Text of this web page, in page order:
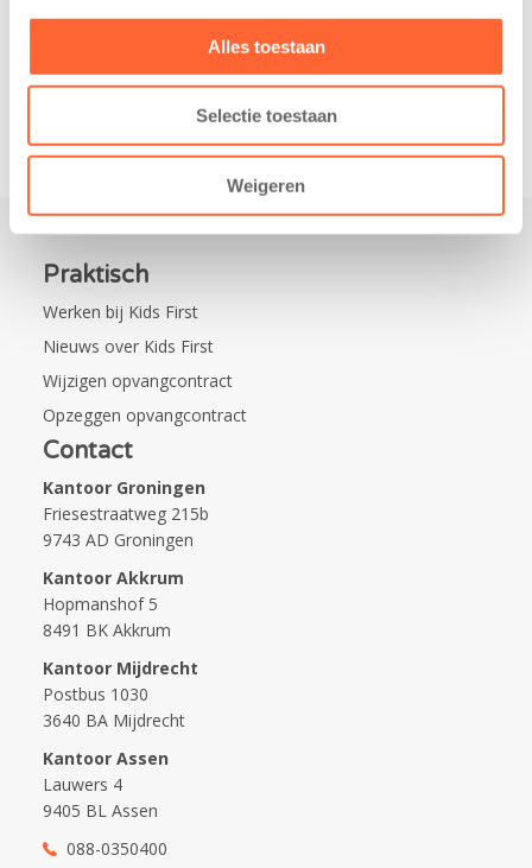
Alles toestaan
Selectie toestaan
Weigeren
Na…
nieuwe
naamsponsor
van…
Praktisch
Werken bij Kids First
Nieuws over Kids First
Wijzigen opvangcontract
Opzeggen opvangcontract
Contact
Kantoor Groningen
Friesestraatweg 215b
9743 AD Groningen
Kantoor Akkrum
Hopmanshof 5
8491 BK Akkrum
Kantoor Mijdrecht
Postbus 1030
3640 BA Mijdrecht
Kantoor Assen
Lauwers 4
9405 BL Assen
088-0350400